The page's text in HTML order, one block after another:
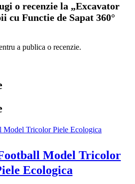
o recenzie la „Excavator
cu Functie de Sapat 360°
a publica o recenzie.
Model Tricolor
Ecologica